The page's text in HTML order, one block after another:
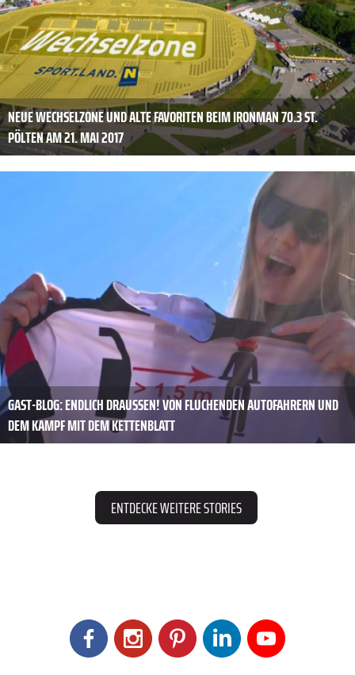
NEUE WECHSELZONE UND ALTE FAVORITEN BEIM IRONMAN 70.3 ST.
PÖLTEN AM 21. MAI 2017
GAST-BLOG: ENDLICH DRAUSSEN! VON FLUCHENDEN AUTOFAHRERN UND D
EM KAMPF MIT DEM KETTENBLATT
ENTDECKE WEITERE STORIES